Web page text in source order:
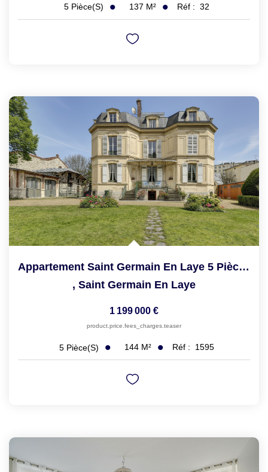
5 Pièce(s) 137 M² Réf : 32
Appartement Saint Germain En Laye 5 Pièce(s) 144.31 M2
, Saint Germain En Laye
1 199 000 €
product.price.fees_charges.teaser
5 Pièce(s) 144 M² Réf : 1595